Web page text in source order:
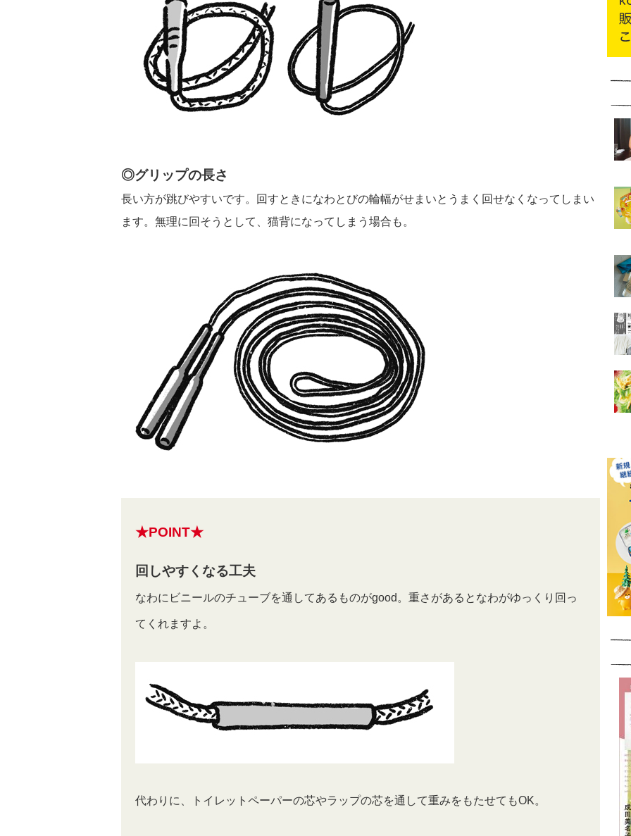
◎グリップの長さ
長い方が跳びやすいです。回すときになわとびの輪幅がせまいとうまく回せなくなってしまい
ます。無理に回そうとして、猫背になってしまう場合も。
★POINT★
回しやすくなる工夫
なわにビニールのチューブを通してあるものがgood。重さがあるとなわがゆっくり回っ
てくれますよ。
代わりに、トイレットペーパーの芯やラップの芯を通して重みをもたせてもOK。